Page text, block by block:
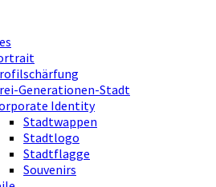
Generationen-Stadt
Identity
Stadtwappen
Stadtlogo
Stadtflagge
Souvenirs